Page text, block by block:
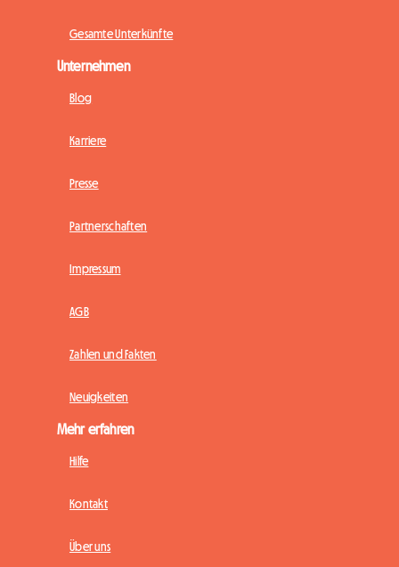
Gesamte Unterkünfte
Unternehmen
Blog
Karriere
Presse
Partnerschaften
Impressum
AGB
Zahlen und Fakten
Neuigkeiten
Mehr erfahren
Hilfe
Kontakt
Über uns